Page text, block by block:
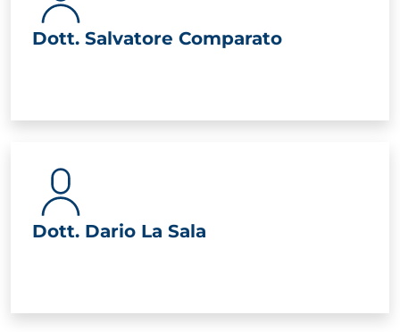
Dott. Salvatore Comparato
Dott. Dario La Sala